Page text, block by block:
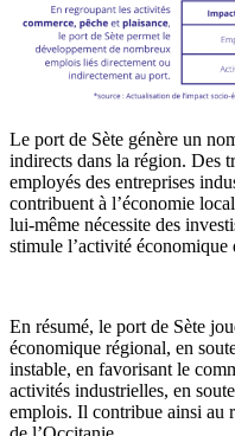
Le port de Sète génère un
indirects dans la région. Des
employés des entreprises
contribuent à l’économie
lui-même nécessite des
stimule l’activité économique
En résumé, le port de Sète
économique régional, en
instable, en favorisant le
activités industrielles, en
emplois. Il contribue ainsi au